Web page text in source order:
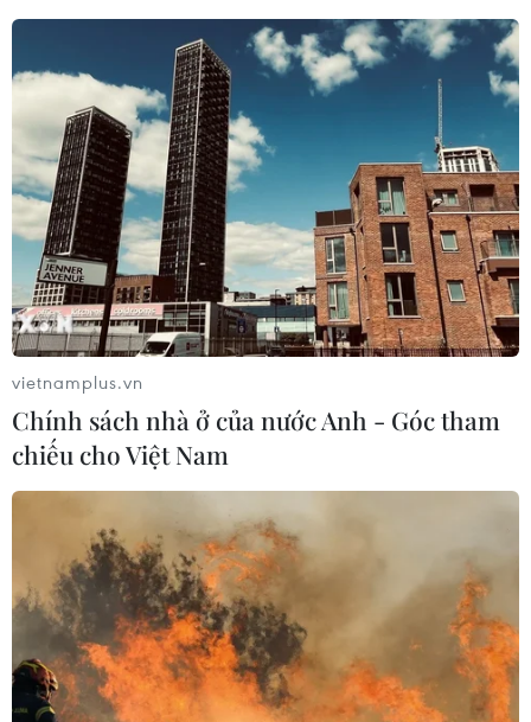
vietnamplus.vn
Chính sách nhà ở của nước Anh - Góc tham
chiếu cho Việt Nam